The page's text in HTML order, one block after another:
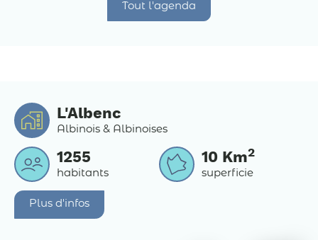
Tout l'agenda
L'Albenc
Albinois & Albinoises
1255
habitants
10 Km2
superficie
Plus d'infos